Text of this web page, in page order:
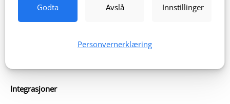
DESTINO NETTBUTIKK er en enkel platform hvor du enkelt
kan designe- og tilpasse din nettbutikk, uten noen som
egen merkevare og forretningsmodell, slik at du kan bygge
Integrasjoner
Godta Avslå Innstillinger
Personvernerklæring